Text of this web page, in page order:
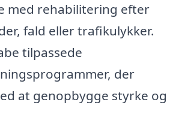
med rehabilitering efter
fald eller trafikulykker.
tilpassede
der
at genopbygge styrke og